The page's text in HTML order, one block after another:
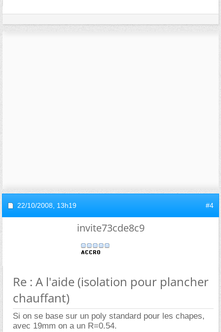
22/10/2008, 13h19 #4
invite73cde8c9
Re : A l'aide (isolation pour plancher
chauffant)
Si on se base sur un poly standard pour les chapes,
avec 19mm on a un R=0.54.